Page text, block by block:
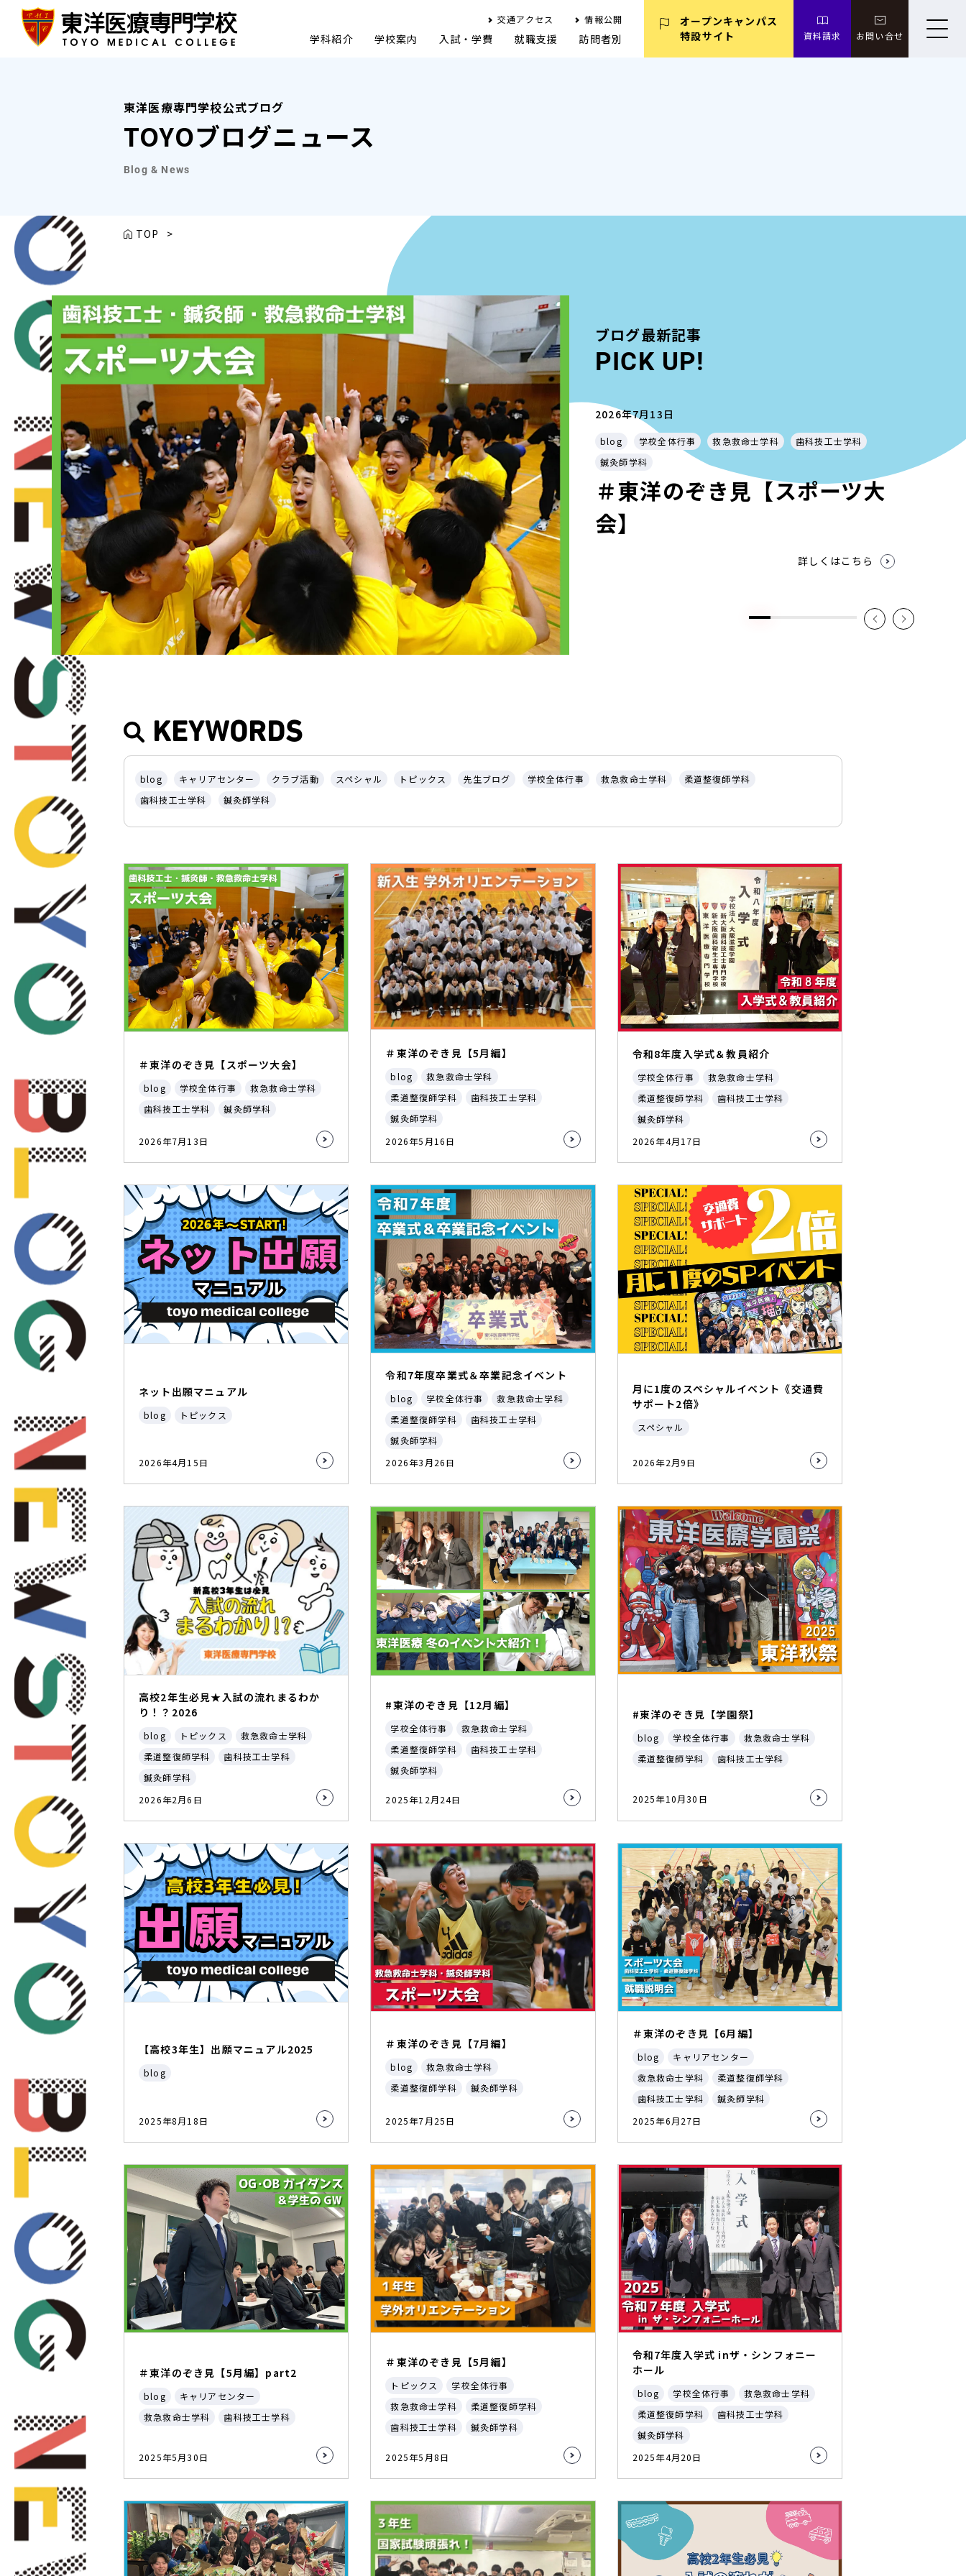
交通アクセス 情報公開
学科紹介 学校案内 入試・学費 就職支援 訪問者別
オープンキャンパス
特設サイト
資料請求 お問い合せ
東洋医療専門学校公式ブログ
TOYOブログニュース
Blog & News
TOP >
ブログ最新記事
PICK UP!
2026年7月13日
blog 学校全体行事 救急救命士学科
歯科技工士学科
鍼灸師学科
＃東洋のぞき見【スポーツ大
会】
詳しくはこちら
KEYWORDS
blog キャリアセンター クラブ活動 スペシャル トピックス 先生ブログ 学校全体行事 救急救命士学科
柔道整復師学科
歯科技工士学科
鍼灸師学科
＃東洋のぞき見【スポーツ大会】
blog 学校全体行事
救急救命士学科
歯科技工士学科
鍼灸師学科
2026年7月13日
＃東洋のぞき見【5月編】
blog
救急救命士学科
柔道整復師学科
歯科技工士学科
鍼灸師学科
2026年5月16日
令和8年度入学式＆教員紹介
学校全体行事
救急救命士学科
柔道整復師学科
歯科技工士学科
鍼灸師学科
2026年4月17日
ネット出願マニュアル
blog トピックス
2026年4月15日
令和7年度卒業式＆卒業記念イベント
blog 学校全体行事
救急救命士学科
柔道整復師学科
歯科技工士学科
鍼灸師学科
2026年3月26日
月に1度のスペシャルイベント《交通費
サポート2倍》
スペシャル
2026年2月9日
高校2年生必見★入試の流れまるわか
り！？2026
blog トピックス
救急救命士学科
柔道整復師学科
歯科技工士学科
鍼灸師学科
2026年2月6日
#東洋のぞき見【12月編】
学校全体行事
救急救命士学科
柔道整復師学科
歯科技工士学科
鍼灸師学科
2025年12月24日
#東洋のぞき見【学園祭】
blog 学校全体行事
救急救命士学科
柔道整復師学科
歯科技工士学科
2025年10月30日
【高校3年生】出願マニュアル2025
blog
2025年8月18日
＃東洋のぞき見【7月編】
blog
救急救命士学科
柔道整復師学科
鍼灸師学科
2025年7月25日
＃東洋のぞき見【6月編】
blog
キャリアセンター
救急救命士学科
柔道整復師学科
歯科技工士学科
鍼灸師学科
2025年6月27日
＃東洋のぞき見【5月編】part2
blog
キャリアセンター
救急救命士学科
歯科技工士学科
2025年5月30日
＃東洋のぞき見【5月編】
トピックス
学校全体行事
救急救命士学科
柔道整復師学科
歯科技工士学科
鍼灸師学科
2025年5月8日
令和7年度入学式 inザ・シンフォニー
ホール
blog 学校全体行事
救急救命士学科
柔道整復師学科
歯科技工士学科
鍼灸師学科
2025年4月20日